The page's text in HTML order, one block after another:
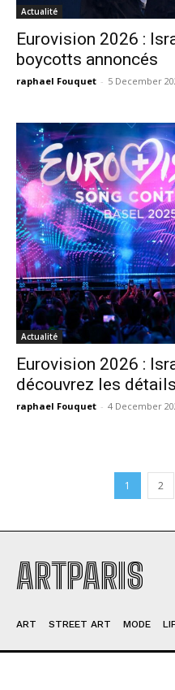
Actualité
Eurovision 2026 :
boycotts annoncés
raphael Fouquet - 5 December
Actualité
Eurovision 2026 :
découvrez les
raphael Fouquet - 4 December
1 2
ARTPARIS
ART STREET ART MODE